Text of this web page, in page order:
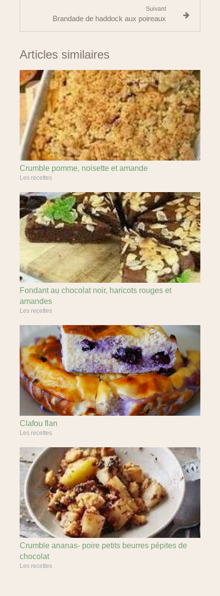
Suivant
Brandade de haddock aux poireaux
Articles similaires
Crumble pomme, noisette et amande
Les recettes
Fondant au chocolat noir, haricots rouges et
amandes
Les recettes
Clafou flan
Les recettes
Crumble ananas- poire petits beurres pépites de
chocolat
Les recettes